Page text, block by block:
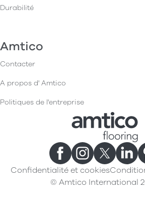
Durabilité
Amtico
Contacter
A propos d' Amtico
Politiques de l'entreprise
Confidentialité et cookies
© Amtico International